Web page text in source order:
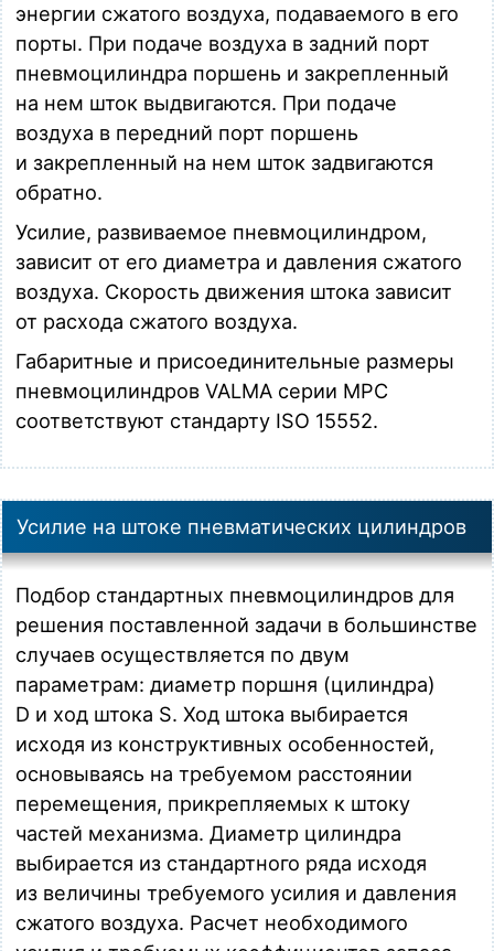
MPC 032.0300
Пневмоцилиндр D = 32 мм, S = 300 мм, по стандарту ISO
15552, магнитный, порты G 1/8"
MPC 032.0350
Пневмоцилиндр D = 32 мм, S = 350 мм, по стандарту ISO
15552, магнитный, порты G 1/8"
MPC 032.0400
Пневмоцилиндр D = 32 мм, S = 400 мм, по стандарту ISO
15552, магнитный, порты G 1/8"
MPC 040.0050
Пневмоцилиндр D = 40 мм, S = 50 мм, по стандарту ISO
15552, магнитный, порты G 1/4"
MPC 040.0080
15552, магнитный, порты G 1/4"
Загрузка…
MPC 040.0100
Пневмоцилиндр D = 40 мм, S = 100 мм, по стандарту ISO
15552, магнитный, порты G 1/4"
MPC 040.0150
Пневмоцилиндр D = 40 мм, S = 150 мм, по стандарту ISO
15552, магнитный, порты G 1/4"
Загрузка…
MPC 040.0160
Пневмоцилиндр D = 40 мм, S = 160 мм, по стандарту ISO
15552, магнитный, порты G 1/4"
Загрузка…
MPC 040.0200
Пневмоцилиндр D = 40 мм, S = 200 мм, по стандарту ISO
энергии сжатого воздуха, подаваемого в его
порты. При подаче воздуха в задний порт
пневмоцилиндра поршень и закрепленный
на нем шток выдвигаются. При подаче
воздуха в передний порт поршень
и закрепленный на нем шток задвигаются
обратно.
Усилие, развиваемое пневмоцилиндром,
зависит от его диаметра и давления сжатого
воздуха. Скорость движения штока зависит
от расхода сжатого воздуха.
Габаритные и присоединительные размеры
пневмоцилиндров VALMA серии MPC
соответствуют стандарту ISO 15552.
Усилие на штоке пневматических цилиндров
Подбор стандартных пневмоцилиндров для
решения поставленной задачи в большинстве
случаев осуществляется по двум
параметрам: диаметр поршня (цилиндра)
D и ход штока S. Ход штока выбирается
исходя из конструктивных особенностей,
основываясь на требуемом расстоянии
перемещения, прикрепляемых к штоку
частей механизма. Диаметр цилиндра
выбирается из стандартного ряда исходя
из величины требуемого усилия и давления
сжатого воздуха. Расчет необходимого